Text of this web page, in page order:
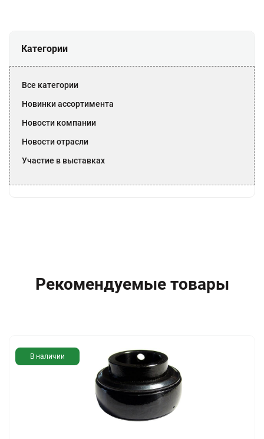
Категории
Все категории
Новинки ассортимента
Новости компании
Новости отрасли
Участие в выставках
Рекомендуемые товары
В наличии